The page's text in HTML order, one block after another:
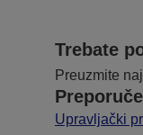
Trebate
Preuzmite
Upravljački